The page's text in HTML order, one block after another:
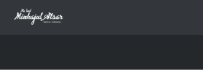
Skip to content